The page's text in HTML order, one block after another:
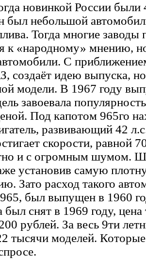
новинкой России были
был небольшой
Тогда многие заводы
к «народному» мнению,
С
создаёт идею выпуска,
модели. В 1967 году
завоевала
Под капотом 965го
развивающий 42
скорости, равной
и с огромным шумом.
установив самую
Зато расход такого
был выпущен в 1960
был снят в 1969 году, цена
рублей. За весь 9ти
тысячи моделей.